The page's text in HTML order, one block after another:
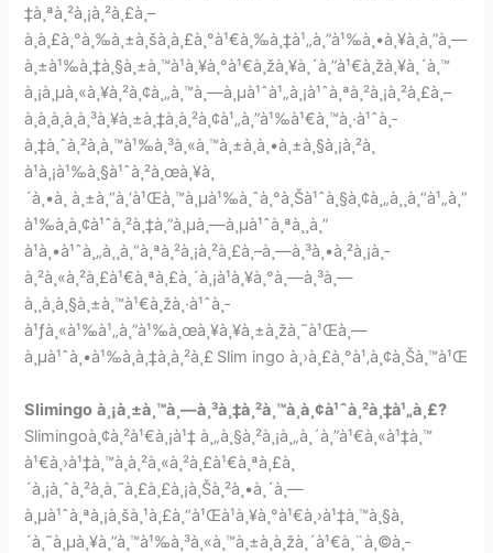
‡à¸ªà¸²à¸¡à¸²à¸£à¸–
à¸à¸£à¸°à¸‰à¸±à¸šà¸à¸£à¸°à¹€à¸‰à¸‡à¹„à¸”à¹‰à¸•à¸¥à¸­à¸”à¸—
à¸±à¹‰à¸‡à¸§à¸±à¸™à¹à¸¥à¸°à¹€à¸žà¸¥à¸´à¸”à¹€à¸žà¸¥à¸´à¸™
à¸¡à¸µà¸«à¸¥à¸²à¸¢à¸„à¸™à¸—à¸µà¹ˆà¹„à¸¡à¹ˆà¸ªà¸²à¸¡à¸²à¸£à¸–
à¸­à¸­à¸à¸à¸³à¸¥à¸±à¸‡à¸à¸²à¸¢à¹„à¸”à¹‰à¹€à¸™à¸·à¹ˆà¸­
à¸‡à¸ˆà¸²à¸à¸™à¹‰à¸³à¸«à¸™à¸±à¸à¸•à¸±à¸§à¸¡à¸²à¸
à¹à¸¡à¹‰à¸§à¹ˆà¸²à¸œà¸¥à¸
´à¸•à¸ à¸±à¸“à¸‘à¹Œà¸™à¸µà¹‰à¸ˆà¸°à¸Šà¹ˆà¸§à¸¢à¸„à¸¸à¸“à¹„à¸”
à¹‰à¸­à¸¢à¹ˆà¸²à¸‡à¸”à¸µà¸—à¸µà¹ˆà¸ªà¸¸à¸”
à¹à¸•à¹ˆà¸„à¸¸à¸“à¸ªà¸²à¸¡à¸²à¸£à¸–à¸—à¸³à¸•à¸²à¸¡à¸­
à¸²à¸«à¸²à¸£à¹€à¸ªà¸£à¸´à¸¡à¹à¸¥à¸°à¸—à¸³à¸—
à¸¸à¸à¸§à¸±à¸™à¹€à¸žà¸·à¹ˆà¸­
à¹ƒà¸«à¹‰à¹„à¸”à¹‰à¸œà¸¥à¸¥à¸±à¸žà¸˜à¹Œà¸—
à¸µà¹ˆà¸•à¹‰à¸­à¸‡à¸à¸²à¸£ Slim ingo à¸›à¸£à¸°à¹‚à¸¢à¸Šà¸™à¹Œ
Slimingo à¸¡à¸±à¸™à¸—à¸³à¸‡à¸²à¸™à¸­à¸¢à¹ˆà¸²à¸‡à¹„à¸£?
Slimingoà¸¢à¸²à¹€à¸¡à¹‡ à¸„à¸§à¸²à¸¡à¸„à¸´à¸”à¹€à¸«à¹‡à¸™
à¹€à¸›à¹‡à¸™à¸­à¸²à¸«à¸²à¸£à¹€à¸ªà¸£à¸
´à¸¡à¸ˆà¸²à¸à¸˜à¸£à¸£à¸¡à¸Šà¸²à¸•à¸´à¸—
à¸µà¹ˆà¸ªà¸¡à¸šà¸¹à¸£à¸“à¹Œà¹à¸¥à¸°à¹€à¸›à¹‡à¸™à¸§à¸
´à¸˜à¸µà¸¥à¸”à¸™à¹‰à¸³à¸«à¸™à¸±à¸à¸žà¸´à¹€à¸¨à¸©à¸­